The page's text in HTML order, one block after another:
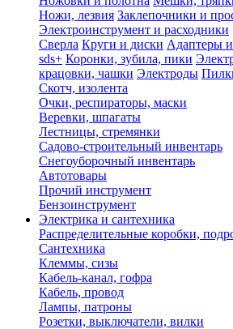
Ножи, лезвия Заклепочники и
Электроинструмент и расходники
Сверла Круги и диски Адаптеры
sds+ Коронки, зубила, пики
крацовки, чашки Электроды
Скотч, изолента
Очки, респираторы, маски
Веревки, шпагаты
Лестницы, стремянки
Садово-строительный инвентарь
Снегоуборочный инвентарь
Автотовары
Прочий инструмент
Бензоинструмент
Электрика и сантехника
Распределительные коробки,
Сантехника
Клеммы, сизы
Кабель-канал, гофра
Кабель, провод
Лампы, патроны
Розетки, выключатели, вилки